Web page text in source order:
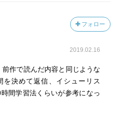
フォロー
2019.02.16
作で読んだ内容と同じような
を決めて返信、イシューリス
間学習法くらいが参考になっ